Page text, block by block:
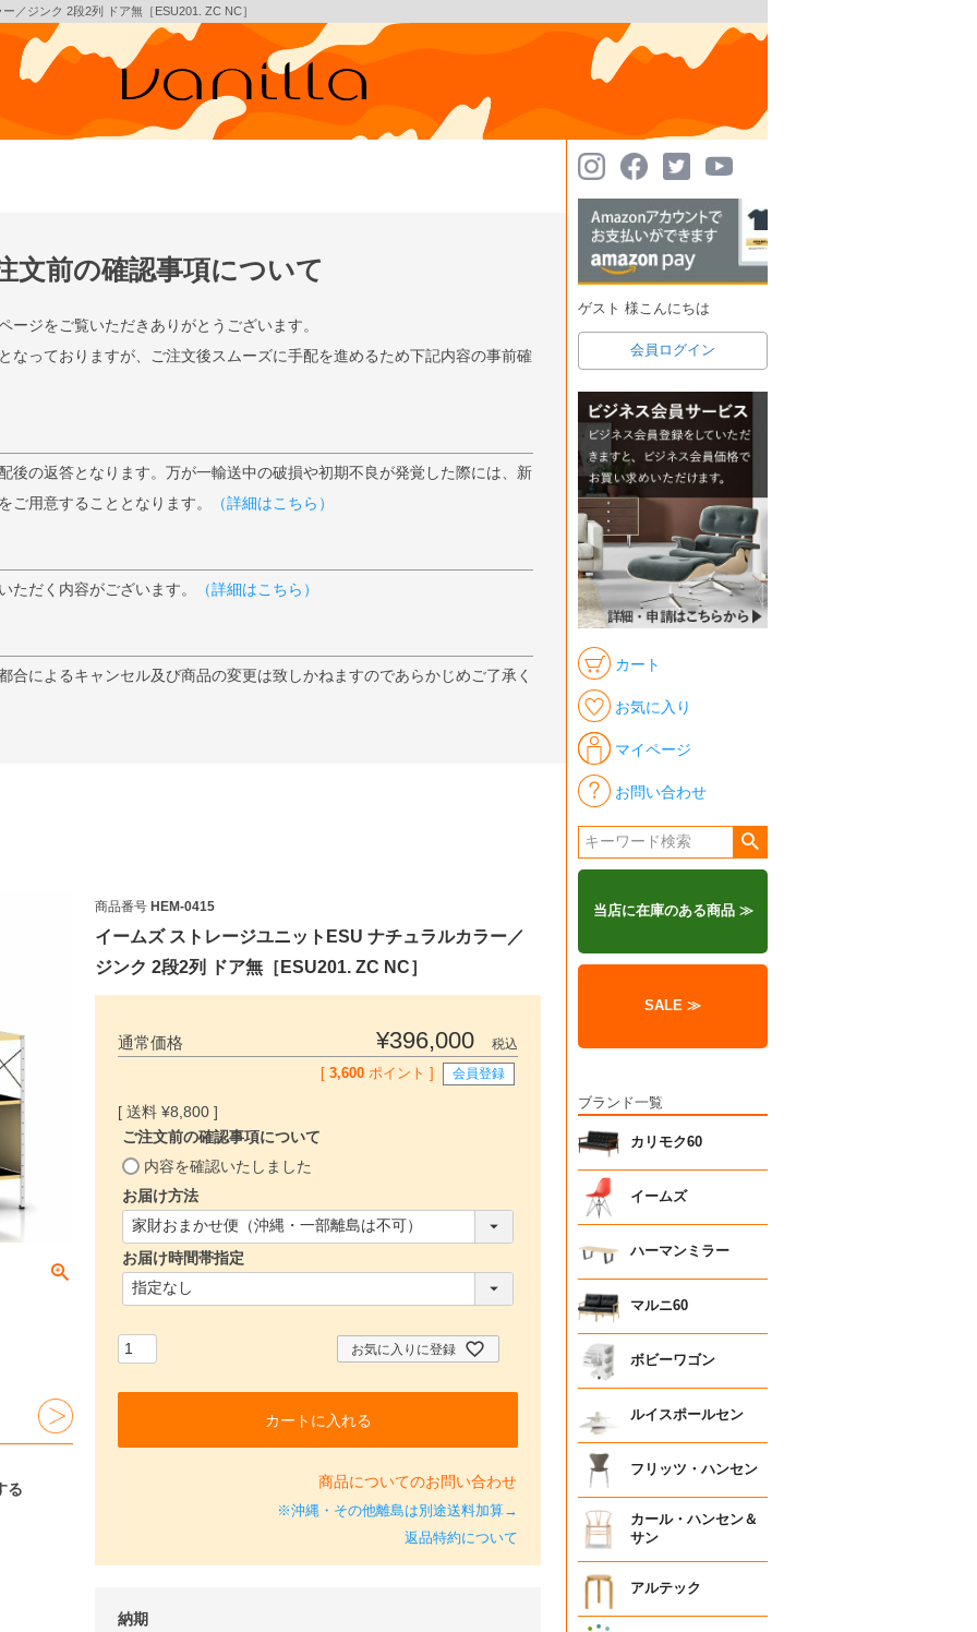
／ジンク 2段2列 ドア無［ESU201. ZC NC］
文前の確認事項について
ージをご覧いただきありがとうございます。
なっておりますが、ご注文後スムーズに手配を進めるため下記内容の事前確
後の返答となります。万が一輸送中の破損や初期不良が発覚した際には、新
ご用意することとなります。
（詳細はこちら）
ただく内容がございます。 （詳細はこちら）
合によるキャンセル及び商品の変更は致しかねますのであらかじめご了承く
る
商品番号 HEM-0415
イームズ ストレージユニットESU ナチュラルカラー／
ジンク 2段2列 ドア無［ESU201. ZC NC］
通常価格 ¥396,000
税込
[3,600 ポイント ] 会員登録
¥8,800
ご注文前の確認事項について
)
内容を確認いたしました
お届け方法
(
必
須
)
お届け時間帯指定
お気に入りに登録
カートに入れる
商品についてのお問い合わせ
※沖縄・その他離島は別途送料加算→
返品特約について
納期
ゲスト 様こんにちは
会員ログイン
カート
お気に入り
マイページ
お問い合わせ
当店に在庫のある商品 ≫
SALE ≫
ブランド一覧
カリモク60
イームズ
ハーマンミラー
マルニ60
ボビーワゴン
ルイスポールセン
フリッツ・ハンセン
カール・ハンセン＆
サン
アルテック